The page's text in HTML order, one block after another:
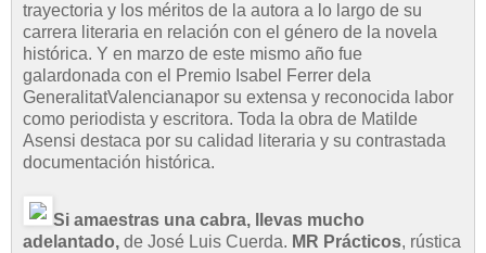
trayectoria y los méritos de la autora a lo largo de su
carrera literaria en relación con el género de la novela
histórica. Y en marzo de este mismo año fue
galardonada con el Premio Isabel Ferrer dela
GeneralitatValencianapor su extensa y reconocida labor
como periodista y escritora. Toda la obra de Matilde
Asensi destaca por su calidad literaria y su contrastada
documentación histórica.
Si amaestras una cabra, llevas mucho
adelantado, de José Luis Cuerda. MR Prácticos, rústica